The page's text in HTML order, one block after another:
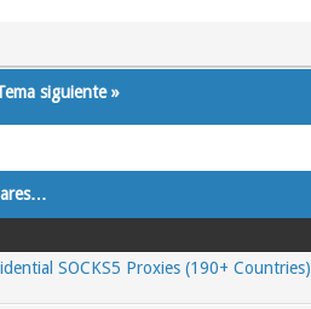
siguiente»
SOCKS5 Proxies (190+ Countries)